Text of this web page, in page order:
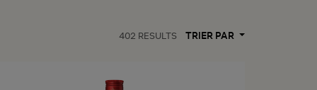
402 RESULTS TRIER PAR